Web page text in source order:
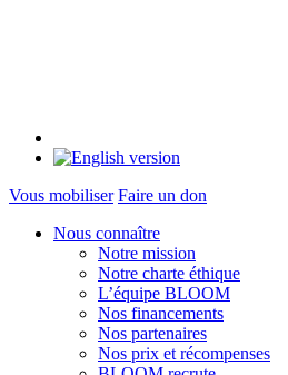
Vous mobiliser Faire un don
Nous connaître
Notre mission
Notre charte éthique
L’équipe BLOOM
Nos financements
Nos partenaires
Nos prix et récompenses